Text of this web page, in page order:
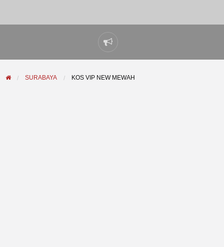
Laporkan
masalah
SURABAYA KOS VIP NEW MEWAH